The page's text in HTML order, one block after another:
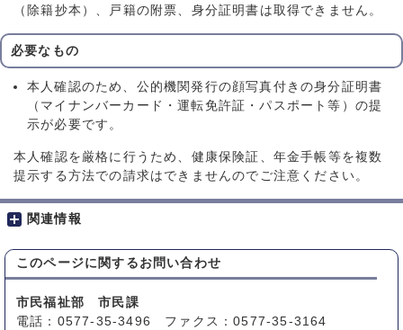
（除籍抄本）、戸籍の附票、身分証明書は取得できません。
必要なもの
本人確認のため、公的機関発行の顔写真付きの身分証明書
（マイナンバーカード・運転免許証・パスポート等）の提
示が必要です。
本人確認を厳格に行うため、健康保険証、年金手帳等を複数
提示する方法での請求はできませんのでご注意ください。
関連情報
このページに関する お問い合わせ
市民福祉部 市民課
電話：0577-35-3496 ファクス：0577-35-3164